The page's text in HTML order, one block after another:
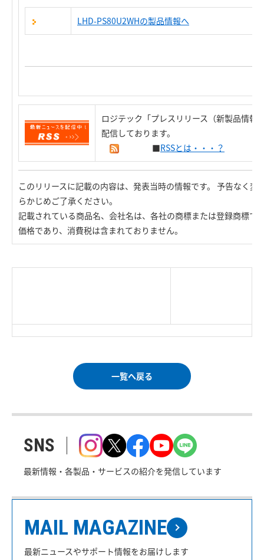
LHD-PS80U2WHの製品情報へ
ロジテック「プレスリリース（新製品情報
配信しております。
■RSSとは・・・？
このリリースに記載の内容は、発表当時の情報です。 予告なく変
らかじめご了承ください。
記載されている商品名、会社名は、各社の商標または登録商標で
価格であり、消費税は含まれておりません。
一覧へ戻る
SNS
最新情報・各製品・サービスの紹介を発信しています
MAIL MAGAZINE
最新ニュースやサポート情報をお届けします